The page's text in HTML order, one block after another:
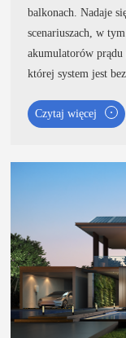
balkonach. Nadaje
scenariuszach, w
akumulatorów
której system jest
Czytaj więcej